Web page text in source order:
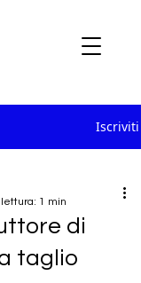
Iscriviti
di
taglio
1 min